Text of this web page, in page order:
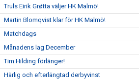
Truls Eirik Grøtta väljer HK Malmö!
Martin Blomqvist klar för HK Malmö!
Matchdags
Månadens lag December
Tim Hilding förlänger!
Härlig och efterlängtad derbyvinst